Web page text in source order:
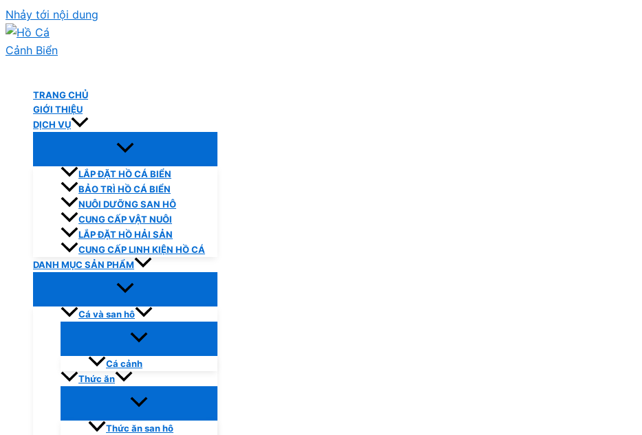
Nhảy tới nội dung
TRANG CHỦ
GIỚI THIỆU
DỊCH VỤ
LẮP ĐẶT HỒ CÁ BIỂN
BẢO TRÌ HỒ CÁ BIỂN
NUÔI DƯỠNG SAN HÔ
CUNG CẤP VẬT NUÔI
LẮP ĐẶT HỒ HẢI SẢN
CUNG CẤP LINH KIỆN HỒ CÁ
DANH MỤC SẢN PHẨM
Cá và san hô
Cá cảnh
Thức ăn
Thức ăn san hô